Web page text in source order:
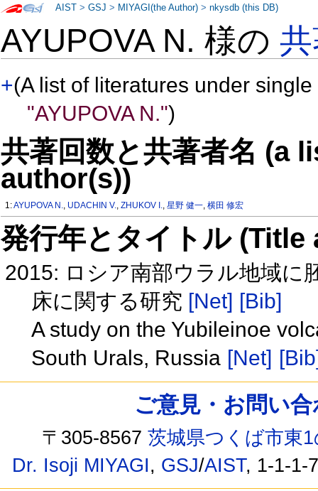
AYUPOVA N. 様の
+(A list of literatures under
"AYUPOVA N.")
共著回数と共著者名 (a
author(s))
1:AYUPOVA N., UDACHIN V.,ZHUKOV I.,星野 健一,横田 修宏
発行年とタイトル
2015: ロシア南部ウラル地域に
床に関する研究 [Net] [Bib]
A study on the Yubileinoe
South Urals, Russia [Net]
AIST >GSJ > MIYAGI(the Author) >nkysdb (this DB)
ご意見・お問い
〒305-8567茨城県つくば市東
Dr. Isoji MIYAGI, GSJ/AIST, 1-1-1-